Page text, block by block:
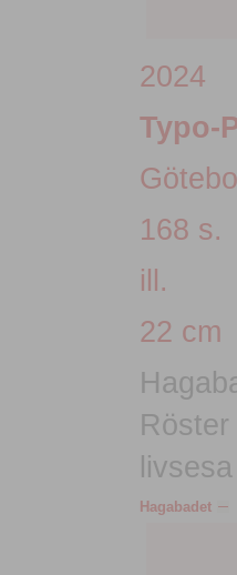
2024
Typo-
168 s.
ill.
22 cm
livsesa
Hagabadet